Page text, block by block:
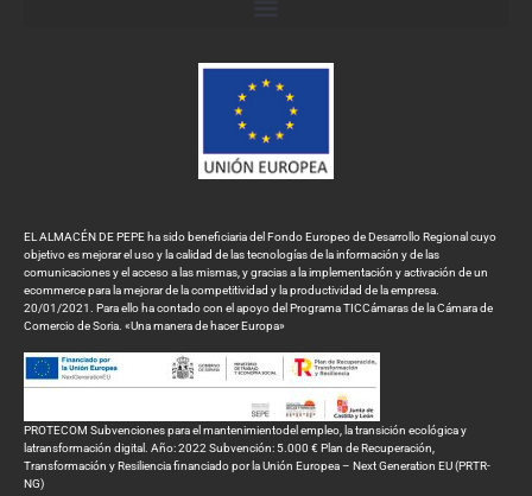
EL ALMACÉN DE PEPE ha sido beneficiaria del Fondo Europeo de Desarrollo Regional cuyo
objetivo es mejorar el uso y la calidad de las tecnologías de la información y de las
comunicaciones y el acceso a las mismas, y gracias a la implementación y activación de un
ecommerce para la mejorar de la competitividad y la productividad de la empresa.
20/01/2021. Para ello ha contado con el apoyo del Programa TICCámaras de la Cámara de
Comercio de Soria. «Una manera de hacer Europa»
PROTECOM Subvenciones para el mantenimientodel empleo, la transición ecológica y
latransformación digital. Año: 2022 Subvención: 5.000 € Plan de Recuperación,
Transformación y Resiliencia financiado por la Unión Europea – Next Generation EU (PRTR-
NG)